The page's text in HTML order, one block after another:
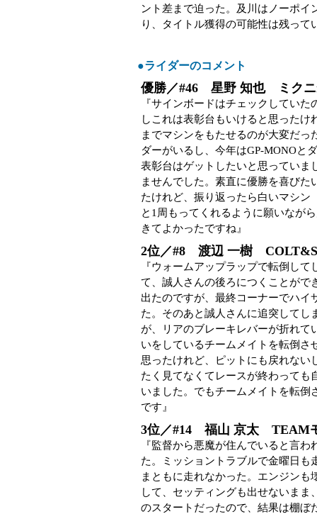
ント差まで迫った。及川はノーポ
り、タイトル獲得の可能性は残って
●ライダーのコメント
優勝／#46 星野 知也 ミクニ
『サインボードはチェックしてい
しこれは表彰台もいけると思った
までマシンをもたせるのが大変だ
ダーがいるし、今年はGP-MONOと
表彰台はゲットしたいと思っていま
ませんでした。素直に優勝を喜び
たけれど、振り返ったら白いマシン
と1周もってくれるように願いなが
きてよかったですね』
2位／#8 渡辺 一樹
『ウォームアップラップで転倒し
て、誠人さんの後ろにつくことがで
出たのですが、最終コーナーでハイ
た。そのあと誠人さんに追突して
が、リアのブレーキレバーが折れて
いをしているチームメイトを転倒さ
思ったけれど、ピットにも戻れな
たく見てなくてレースが終わっても
いました。でもチームメイトを転倒
です』
3位／#14 福山 京太 TEAM
『監督から悪魔が住んでいると言
た。ミッショントラブルで金曜日も
まともに走れなかった。エンジン
して、セッティングも出せないま
のスタートだったので、結果は棚ぼ